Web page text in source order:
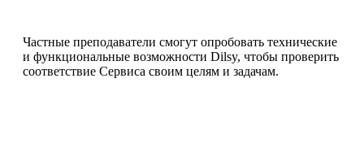
Частные преподаватели смогут опробовать технические
и функциональные возможности Dilsy, чтобы проверить
соответствие Сервиса своим целям и задачам.